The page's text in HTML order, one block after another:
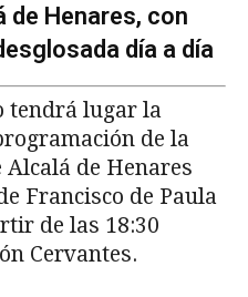
de Henares, con
día a día
tendrá lugar la
de la
Alcalá de Henares
Francisco de Paula
de las 18:30
Cervantes.